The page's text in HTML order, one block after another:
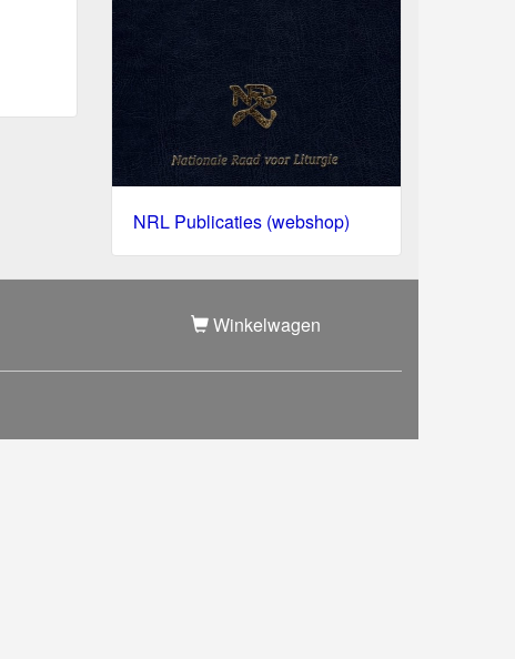
NRL Publicaties (webshop)
Winkelwagen